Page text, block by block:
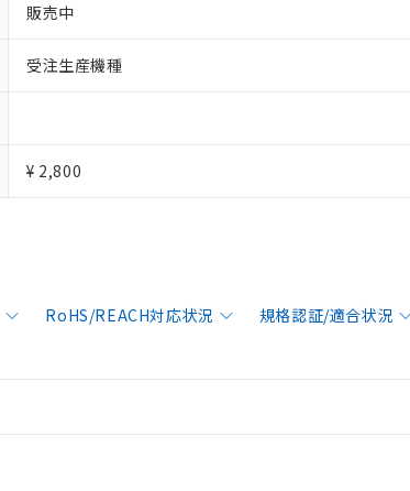
販売中
受注生産機種
¥ 2,800
RoHS/REACH対応状況 規格認証/適合状況